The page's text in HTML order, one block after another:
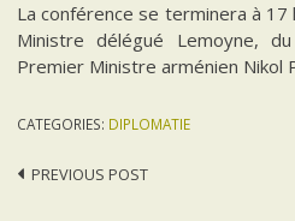
La conférence se terminera à
Ministre délégué Lemoyne,
Premier Ministre arménien Nikol
CATEGORIES: DIPLOMATIE
Post
PREVIOUS POST